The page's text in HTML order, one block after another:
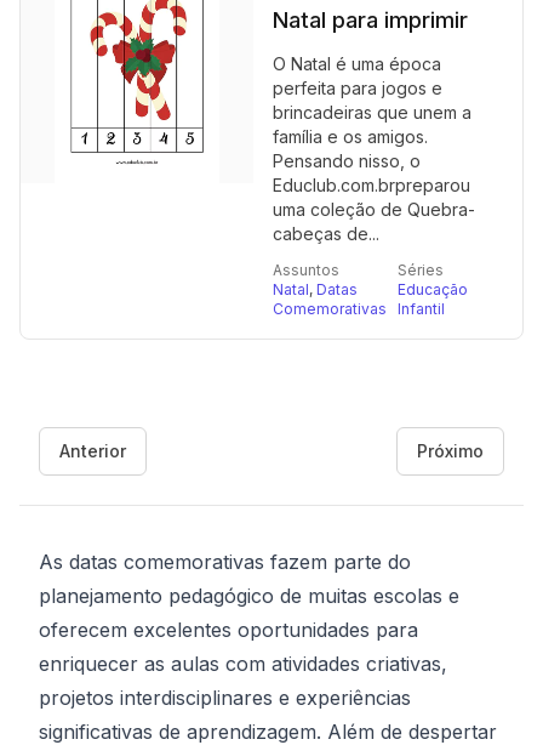
Natal para imprimir
O Natal é uma época
perfeita para jogos e
brincadeiras que unem a
família e os amigos.
Pensando nisso, o
Educlub.com.brpreparou
uma coleção de Quebra-
cabeças de...
Assuntos
Natal, Datas
Comemorativas
Séries
Educação
Infantil
Anterior Próximo
As datas comemorativas fazem parte do
planejamento pedagógico de muitas escolas e
oferecem excelentes oportunidades para
enriquecer as aulas com atividades criativas,
projetos interdisciplinares e experiências
significativas de aprendizagem. Além de despertar